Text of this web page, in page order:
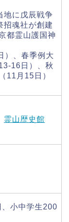
地に戊辰戦争
招魂社が創建
都霊山護国神
）、春季例大
16日）、秋
11月15日）
霊山歴史館
小中学生200